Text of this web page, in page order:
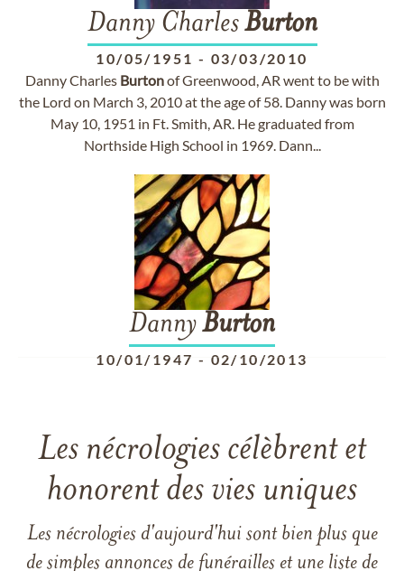
Danny CharlesBurton
10/05/1951 - 03/03/2010
Danny Charles Burtonof Greenwood, AR went to be with
the Lord on March 3, 2010 at the age of 58. Danny was born
May 10, 1951 in Ft. Smith, AR. He graduated from
Northside High School in 1969. Dann...
DannyBurton
10/01/1947 - 02/10/2013
Les nécrologies célèbrent et
honorent des vies uniques
Les nécrologies d'aujourd'hui sont bien plus que
de simples annonces de funérailles et une liste de